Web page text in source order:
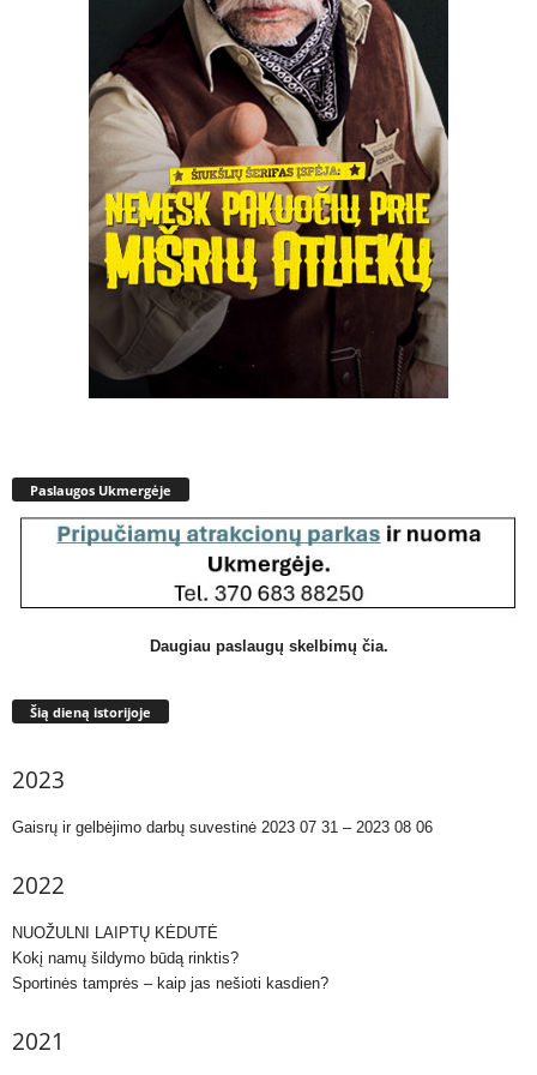
Paslaugos Ukmergėje
Daugiau paslaugų skelbimų čia.
Šią dieną istorijoje
2023
Gaisrų ir gelbėjimo darbų suvestinė 2023 07 31 – 2023 08 06
2022
NUOŽULNI LAIPTŲ KĖDUTĖ
Kokį namų šildymo būdą rinktis?
Sportinės tamprės – kaip jas nešioti kasdien?
2021